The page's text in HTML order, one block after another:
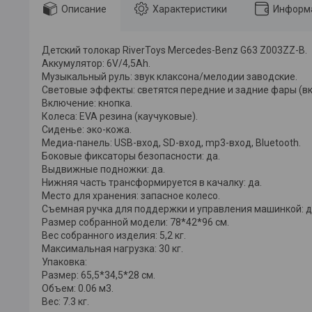
Описание Характеристики
Детский толокар RiverToys Mercedes-Benz G63 Z003ZZ-B.
Аккумулятор: 6V/4,5Ah.
Музыкальный руль: звук клаксона/мелодии заводские.
Световые эффекты: светятся передние и задние фары
Включение: кнопка.
Колеса: EVA резина (каучуковые).
Сиденье: эко-кожа.
Медиа-панель: USB-вход, SD-вход, mp3-вход, Bluetooth.
Боковые фиксаторы безопасности: да.
Выдвижные подножки: да.
Нижняя часть трансформируется в качалку: да.
Место для хранения: запасное колесо.
Съемная ручка для поддержки и управления машинкой:
Размер собранной модели: 78*42*96 см.
Вес собранного изделия: 5,2 кг.
Максимальная нагрузка: 30 кг.
Упаковка:
Размер: 65,5*34,5*28 см.
Объем: 0.06 м3.
Вес: 7.3 кг.